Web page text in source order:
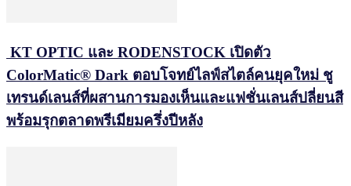
KT OPTIC และ RODENSTOCK เปิดตัว
ColorMatic® Dark ตอบโจทย์ไลฟ์สไตล์คนยุคใหม่ ชู
เทรนด์เลนส์ที่ผสานการมองเห็นและแฟชั่นเลนส์ปลี่ยนสี
พร้อมรุกตลาดพรีเมียมครึ่งปีหลัง